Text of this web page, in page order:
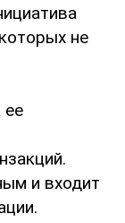
не
ее
и входит